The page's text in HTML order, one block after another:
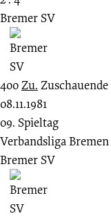
Bremer SV
400Zu. Zuschauende
08.11.1981
09. Spieltag
Verbandsliga Bremen
Bremer SV